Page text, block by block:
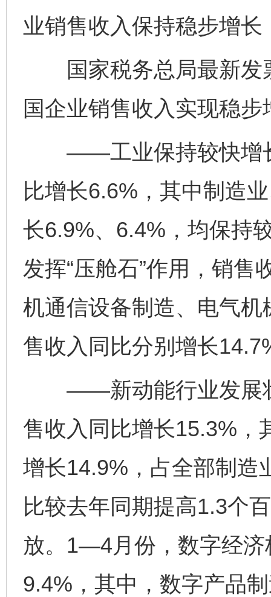
业销售收入保持稳步增长
国家税务总局最新发
国企业销售收入实现稳
——工业保持较快增长
比增长6.6%，其中制造
长6.9%、6.4%，均保持
发挥“压舱石”作用，销
机通信设备制造、电气
售收入同比分别增长
——新动能行业发展壮
售收入同比增长15.3%，
增长14.9%，占全部制造
比较去年同期提高1.3个
放。1—4月份，数字经济
9.4%，其中，数字产品